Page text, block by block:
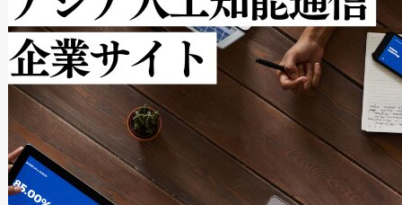
ルの変電所周囲を監視でき、
作業と点群処理を簡素化でき
Avia 2は、2種類のFOVオプシ
× 80°のノーマルモード、長
ードを切り替えて使用するこ